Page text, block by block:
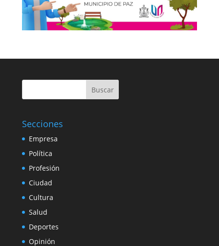
Buscar
Secciones
Empresa
Política
Profesión
Ciudad
Cultura
Salud
Deportes
Opinión